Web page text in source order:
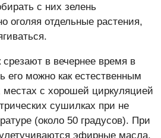
с них зелень
оголяя отдельные растения,
в вечернее время в
его можно как естественным
местах с хорошей циркуляцией
сушилках при не
(около 50 градусов). При
эфирные масла,